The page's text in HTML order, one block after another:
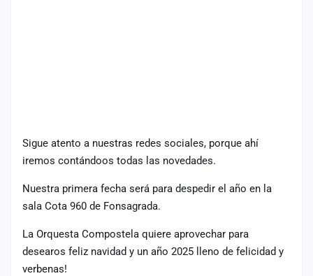
Sigue atento a nuestras redes sociales, porque ahí
iremos contándoos todas las novedades.
Nuestra primera fecha será para despedir el año en la
sala Cota 960 de Fonsagrada.
La Orquesta Compostela quiere aprovechar para
desearos feliz navidad y un año 2025 lleno de felicidad y
verbenas!
Crear
cuenta
Contacto